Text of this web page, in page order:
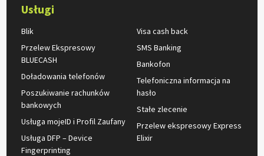
Usługi
Blik
Przelew Ekspresowy
BLUECASH
Doładowania telefonów
Poszukiwanie rachunków
bankowych
Usługa mojeID i Profil Zaufany
Usługa DFP – Device
Fingerprinting
Visa cash back
SMS Banking
Bankofon
Telefoniczna informacja na
hasło
Stałe zlecenie
Przelew ekspresowy Express
Elixir